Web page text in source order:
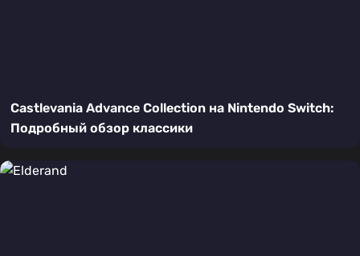
Castlevania Advance Collection на Nintendo Switch:
Подробный обзор классики